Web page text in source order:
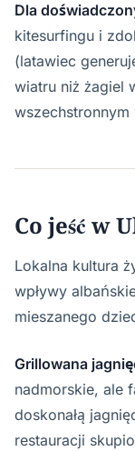
Dla
kitesurfingu i
(latawiec
wiatru niż żagiel
wszechstronnym
Co jeść w
Lokalna kultura
wpływy
mieszanego
Grillowana
nadmorskie, ale
doskonałą
restauracji